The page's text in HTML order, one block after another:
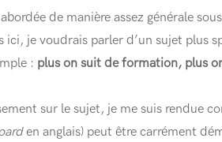
de manière assez générale
ici, je voudrais parler d’un sujet plus
: plus on suit de formation, plus
sur le sujet, je me suis rendue
en anglais) peut être carrément